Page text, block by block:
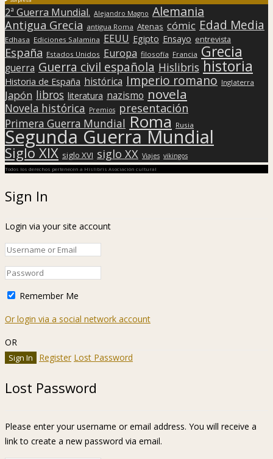
2ª Guerra Mundial. Alejandro Magno Alemania
Antigua Grecia antigua Roma Atenas cómic Edad Media
Edhasa Ediciones Salamina EEUU Egipto Ensayo entrevista
España Estados Unidos Europa filosofía Francia Grecia
guerra Guerra civil española Hislibris historia
Historia de España histórica Imperio romano Inglaterra
Japón libros literatura nazismo novela
Novela histórica Premios presentación
Primera Guerra Mundial Roma Rusia
Segunda Guerra Mundial
Siglo XIX siglo XVI siglo XX Viajes vikingos
Todos los derechos pertenecen a Hislibris Asociación cultural
Sign In
Login via your site account
Remember Me
Or login via a social network account
OR
Register Lost Password
Lost Password
Please enter your username or email address. You will receive a
link to create a new password via email.